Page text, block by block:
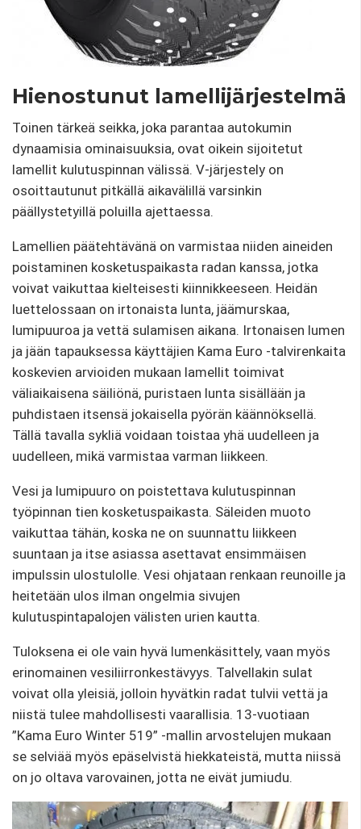
Hienostunut lamellijärjestelmä
Toinen tärkeä seikka, joka parantaa autokumin
dynaamisia ominaisuuksia, ovat oikein sijoitetut
lamellit kulutuspinnan välissä. V-järjestely on
osoittautunut pitkällä aikavälillä varsinkin
päällystetyillä poluilla ajettaessa.
Lamellien päätehtävänä on varmistaa niiden aineiden
poistaminen kosketuspaikasta radan kanssa, jotka
voivat vaikuttaa kielteisesti kiinnikkeeseen. Heidän
luettelossaan on irtonaista lunta, jäämurskaa,
lumipuuroa ja vettä sulamisen aikana. Irtonaisen lumen
ja jään tapauksessa käyttäjien Kama Euro -talvirenkaita
koskevien arvioiden mukaan lamellit toimivat
väliaikaisena säiliönä, puristaen lunta sisällään ja
puhdistaen itsensä jokaisella pyörän käännöksellä.
Tällä tavalla sykliä voidaan toistaa yhä uudelleen ja
uudelleen, mikä varmistaa varman liikkeen.
Vesi ja lumipuuro on poistettava kulutuspinnan
työpinnan tien kosketuspaikasta. Säleiden muoto
vaikuttaa tähän, koska ne on suunnattu liikkeen
suuntaan ja itse asiassa asettavat ensimmäisen
impulssin ulostulolle. Vesi ohjataan renkaan reunoille ja
heitetään ulos ilman ongelmia sivujen
kulutuspintapalojen välisten urien kautta.
Tuloksena ei ole vain hyvä lumenkäsittely, vaan myös
erinomainen vesiliirronkestävyys. Talvellakin sulat
voivat olla yleisiä, jolloin hyvätkin radat tulvii vettä ja
niistä tulee mahdollisesti vaarallisia. 13-vuotiaan
”Kama Euro Winter 519” -mallin arvostelujen mukaan
se selviää myös epäselvistä hiekkateistä, mutta niissä
on jo oltava varovainen, jotta ne eivät jumiudu.